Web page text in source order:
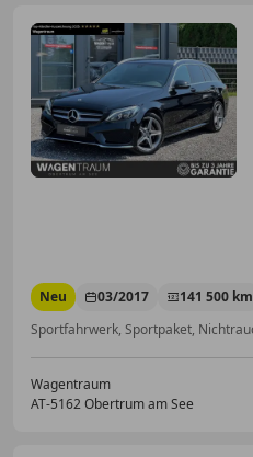
Neu 03/2017 141 500 km
Wagentraum
AT-5162 Obertrum am See